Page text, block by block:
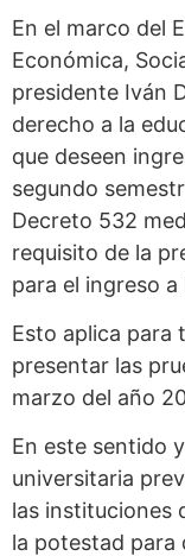
En el marco del
Económica,
presidente Iván
derecho a la
que deseen
segundo
Decreto 532
requisito de la
para el ingreso
Esto aplica para
presentar las
marzo del año
En este sentido
universitaria
las instituciones
la potestad para